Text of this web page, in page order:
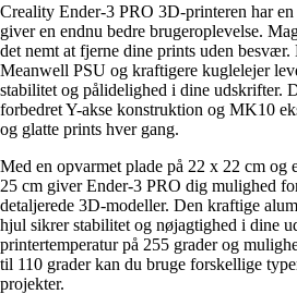
Creality Ender-3 PRO 3D-printeren har
giver en endnu bedre brugeroplevelse.
det nemt at fjerne dine prints uden besvær.
Meanwell PSU og kraftigere kuglelejer
stabilitet og pålidelighed i dine udskrifter.
forbedret Y-akse konstruktion og MK10
og glatte prints hver gang.
Med en opvarmet plade på 22 x 22 cm og
25 cm giver Ender-3 PRO dig mulighed
detaljerede 3D-modeller. Den kraftige
hjul sikrer stabilitet og nøjagtighed i dine
printertemperatur på 255 grader og
til 110 grader kan du bruge forskellige
projekter.